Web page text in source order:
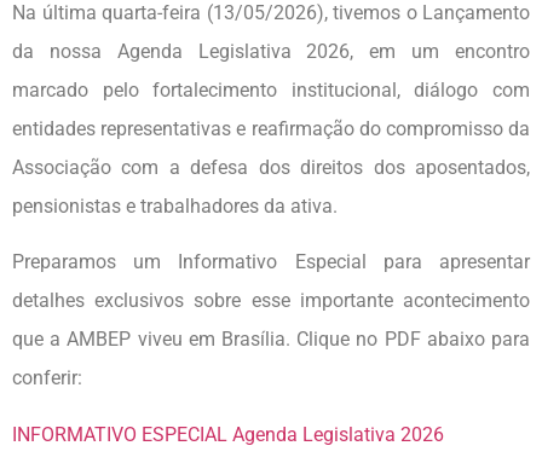
Na última quarta-feira (13/05/2026), tivemos o Lançamento
da nossa Agenda Legislativa 2026, em um encontro
marcado pelo fortalecimento institucional, diálogo com
entidades representativas e reafirmação do compromisso da
Associação com a defesa dos direitos dos aposentados,
pensionistas e trabalhadores da ativa.
Preparamos um Informativo Especial para apresentar
detalhes exclusivos sobre esse importante acontecimento
que a AMBEP viveu em Brasília. Clique no PDF abaixo para
conferir:
INFORMATIVO ESPECIAL Agenda Legislativa 2026